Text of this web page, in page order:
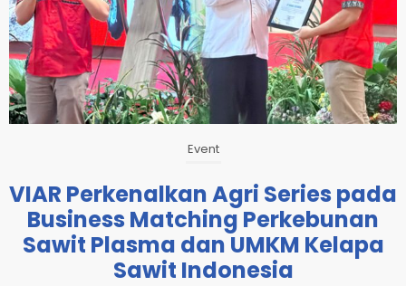
Event
VIAR Perkenalkan Agri Series pada
Business Matching Perkebunan
Sawit Plasma dan UMKM Kelapa
Sawit Indonesia